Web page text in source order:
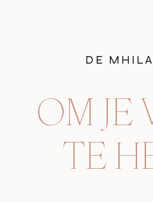
DE
OM JE
TE